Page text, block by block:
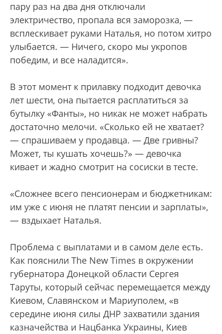
пару раз на два дня отключали
электричество, пропала вся заморозка, —
всплескивает руками Наталья, но потом хитро
улыбается. — Ничего, скоро мы укропов
победим, и все наладится».
В этот момент к прилавку подходит девочка
лет шести, она пытается расплатиться за
бутылку «Фанты», но никак не может набрать
достаточно мелочи. «Сколько ей не хватает?
— спрашиваем у продавца. — Две гривны?
Может, ты кушать хочешь?» — девочка
кивает и жадно смотрит на сосиски в тесте.
«Сложнее всего пенсионерам и бюджетникам:
им уже с июня не платят пенсии и зарплаты»,
— вздыхает Наталья.
Проблема с выплатами и в самом деле есть.
Как пояснили The New Times в окружении
губернатора Донецкой области Сергея
Таруты, который сейчас перемещается между
Киевом, Славянском и Мариуполем, «в
середине июня силы ДНР захватили здания
казначейства и Нацбанка Украины, Киев